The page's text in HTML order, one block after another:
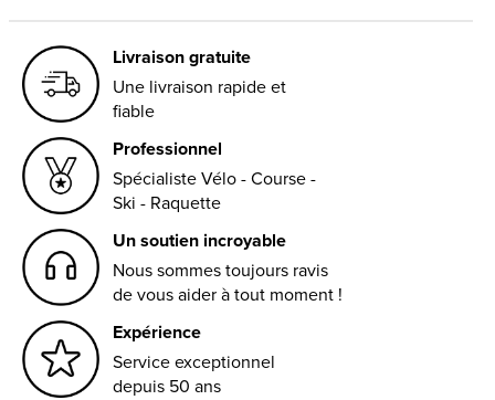
Livraison gratuite
Une livraison rapide et
fiable
Professionnel
Spécialiste Vélo - Course -
Ski - Raquette
Un soutien incroyable
Nous sommes toujours ravis
de vous aider à tout moment !
Expérience
Service exceptionnel
depuis 50 ans